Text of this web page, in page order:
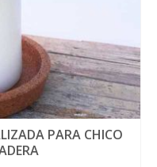
PARA CHICO